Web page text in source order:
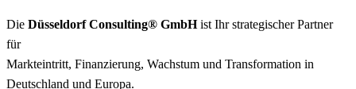
Die Düsseldorf Consulting® GmbHist Ihr strategischer Partner
für
Markteintritt, Finanzierung, Wachstum und Transformation in
Deutschland und Europa.